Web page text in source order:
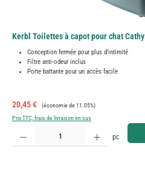
Kerbl Toilettes à capot pour chat
Conception fermée pour plus d'intimité
Filtre anti-odeur inclus
Porte battante pour un accès facile
Prix de vente :
20,45 € Prix régulier :
(économie de 11.05%)
Prix TTC, frais de livraison en sus
Quantité de produit : Entrez la quantité
pc